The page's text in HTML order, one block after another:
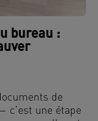
bureau :
de
c’est une étape